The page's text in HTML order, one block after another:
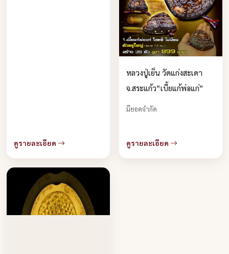
ดูรายละเอียด
หลวงปู่เย็น วัดแก่งสะเดา
จ.สระแก้ว“เบี้ยแก้พ่อแก่”
มียอดจำกัด
ดูรายละเอียด